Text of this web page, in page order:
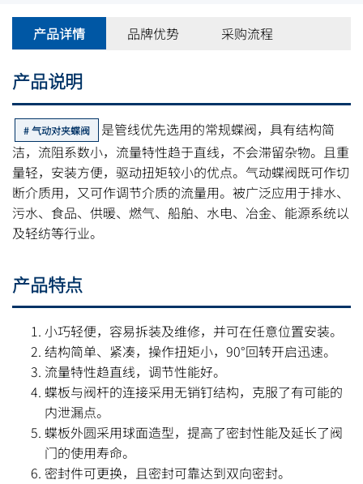
产品详情 品牌优势 采购流程
产品说明
气动对夹蝶阀
是管线优先选用的常规蝶阀，具有结构简
洁，流阻系数小，流量特性趋于直线，不会滞留杂物。且重
量轻，安装方便，驱动扭矩较小的优点。气动蝶阀既可作切
断介质用，又可作调节介质的流量用。被广泛应用于排水、
污水、食品、供暖、燃气、船舶、水电、冶金、能源系统以
及轻纺等行业。
产品特点
小巧轻便，容易拆装及维修，并可在任意位置安装。
结构简单、紧凑，操作扭矩小，90°回转开启迅速。
流量特性趋直线，调节性能好。
蝶板与阀杆的连接采用无销钉结构，克服了有可能的
内泄漏点。
蝶板外圆采用球面造型，提高了密封性能及延长了阀
门的使用寿命。
密封件可更换，且密封可靠达到双向密封。